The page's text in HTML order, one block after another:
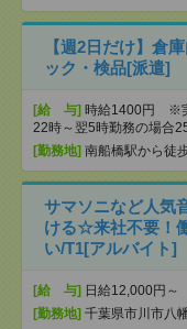
【週2日だけ】倉
ック・検品[派遣]
[給 与] 時給1400円 ※実
22時～翌5時勤務の場合
[勤務地] 南船橋駅から徒
サマソニなど人気
ける☆来社不要！
い/T1[アルバイト]
[給 与] 日給12,000円～
[勤務地] 千葉県市川市八